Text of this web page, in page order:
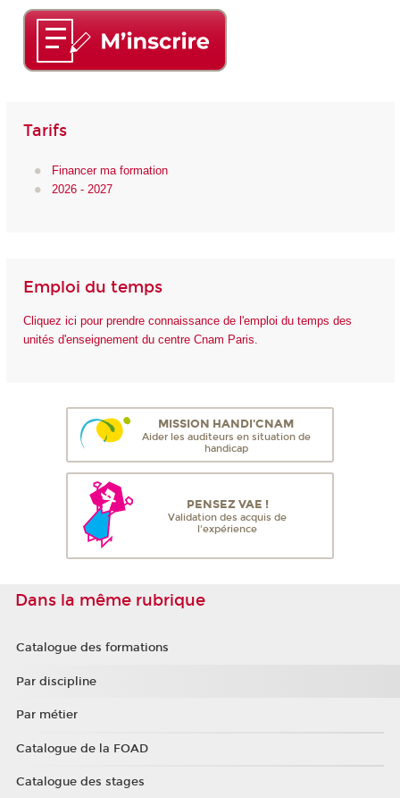
Tarifs
Financer ma formation
2026 - 2027
Emploi du temps
Cliquez ici pour prendre connaissance de l'emploi du temps des
unités d'enseignement du centre Cnam Paris.
MISSION HANDI'CNAM
Aider les auditeurs en situation de
handicap
PENSEZ VAE !
Validation des acquis de
l'expérience
Dans la même rubrique
Catalogue des formations
Par discipline
Par métier
Catalogue de la FOAD
Catalogue des stages